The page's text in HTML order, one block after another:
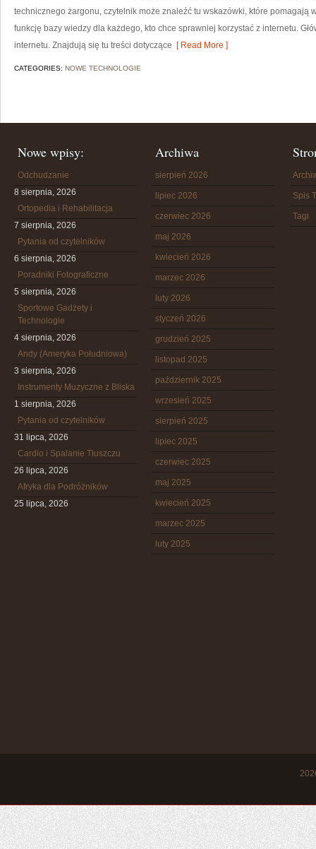
technicznego żargonu, czytelnik może znaleźć tu wskazówki, które pomagają
funkcję bazy wiedzy dla każdego, kto chce sprawniej korzystać z internetu.
internetu. Znajdują się tu treści dotyczące [ Read More ]
CATEGORIES: NOWE TECHNOLOGIE
Nowe wpisy:
Odchudzanie
8 sierpnia, 2026
Ortopedia i Rehabilitacja
7 sierpnia, 2026
Pytania od czytelników
6 sierpnia, 2026
Poradniki Fotograficzne
5 sierpnia, 2026
Sportowe Gadżety i
Technologie
4 sierpnia, 2026
Andy (Ameryka Południowa)
3 sierpnia, 2026
Instrumenty Muzyczne z Bliska
1 sierpnia, 2026
Pytania od czytelników
31 lipca, 2026
Cardio i Spalanie Tłuszczu
26 lipca, 2026
Afryka dla Podróżników
25 lipca, 2026
Archiwa
sierpień 2026
lipiec 2026
czerwiec 2026
maj 2026
kwiecień 2026
marzec 2026
luty 2026
styczeń 2026
grudzień 2025
listopad 2025
październik 2025
wrzesień 2025
sierpień 2025
lipiec 2025
czerwiec 2025
maj 2025
kwiecień 2025
marzec 2025
luty 2025
Spis
Tagi